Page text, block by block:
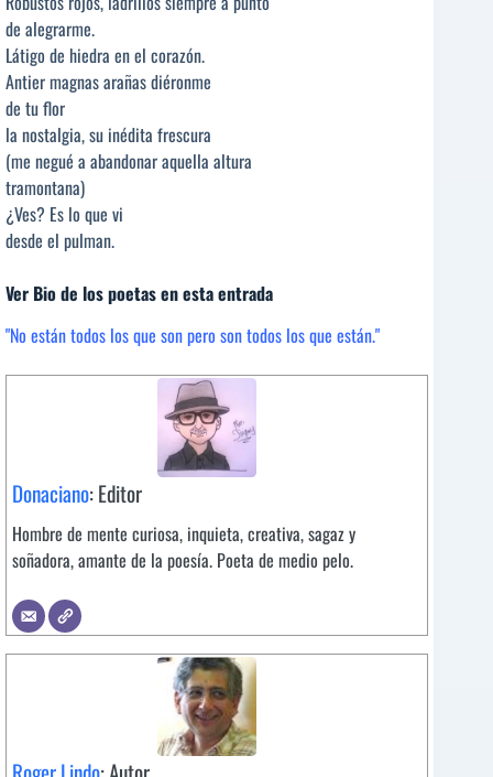
de alegrarme.
Látigo de hiedra en el corazón.
Antier magnas arañas diéronme
de tu flor
la nostalgia, su inédita frescura
(me negué a abandonar aquella altura
tramontana)
¿Ves? Es lo que vi
desde el pulman.
Ver Bio de los poetas en esta entrada
"No están todos los que son pero son todos los que están."
Donaciano: Editor
Hombre de mente curiosa, inquieta, creativa, sagaz y
soñadora, amante de la poesía. Poeta de medio pelo.